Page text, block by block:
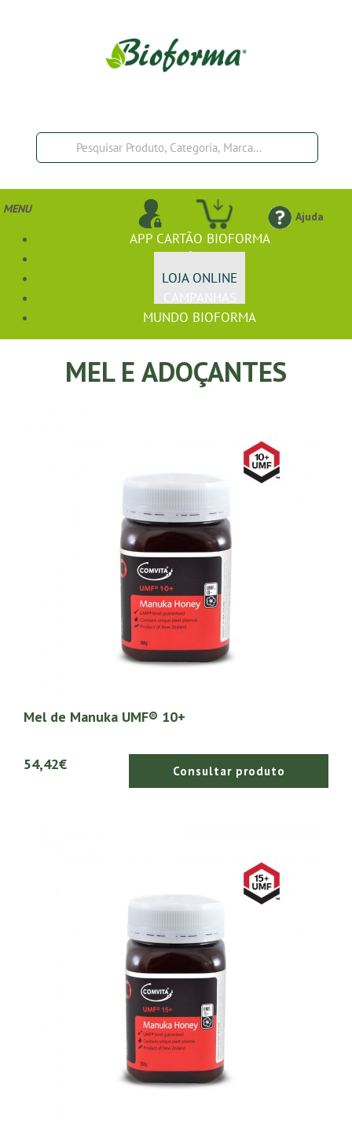
Ajuda
MENU
APP CARTÃO BIOFORMA
LOJA ONLINE
MUNDO BIOFORMA
MEL E ADOÇANTES
Mel de Manuka UMF® 10+
54,42€ Consultar produto